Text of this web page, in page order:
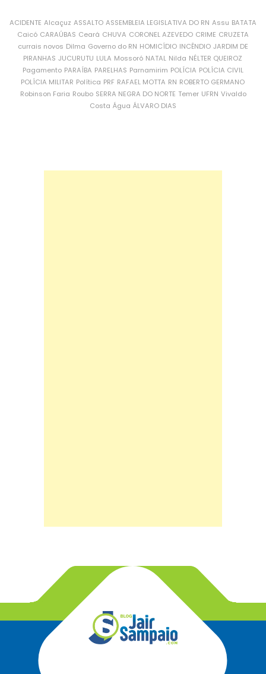
ACIDENTE Alcaçuz ASSALTO ASSEMBLEIA LEGISLATIVA DO RN Assu BATATA
Caicó CARAÚBAS Ceará CHUVA CORONEL AZEVEDO CRIME CRUZETA
currais novos Dilma Governo do RN HOMICÍDIO INCÊNDIO JARDIM DE
PIRANHAS JUCURUTU LULA Mossoró NATAL Nilda NÉLTER QUEIROZ
Pagamento PARAÍBA PARELHAS Parnamirim POLÍCIA POLÍCIA CIVIL
POLÍCIA MILITAR Política PRF RAFAEL MOTTA RN ROBERTO GERMANO
Robinson Faria Roubo SERRA NEGRA DO NORTE Temer UFRN Vivaldo
Costa Água ÁLVARO DIAS